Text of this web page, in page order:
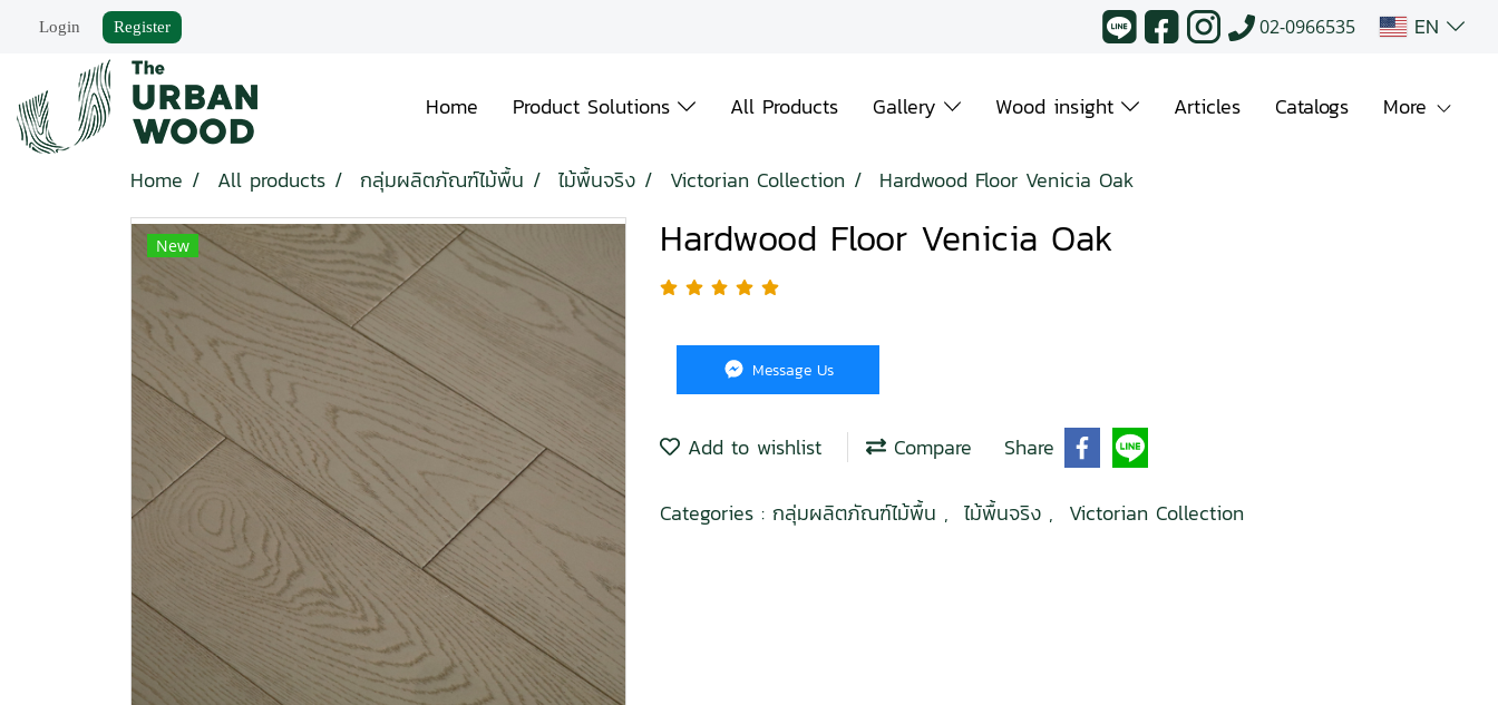
Login Register 02-0966535 EN
Home Product Solutions All Products Gallery Wood insight Articles Catalogs More
Home All products กลุ่มผลิตภัณฑ์ไม้พื้น ไม้พื้นจริง Victorian Collection Hardwood Floor Venicia Oak
New Hardwood Floor Venicia Oak
Message Us
Add to wishlist Compare Share
Categories : กลุ่มผลิตภัณฑ์ไม้พื้น , ไม้พื้นจริง , Victorian Collection